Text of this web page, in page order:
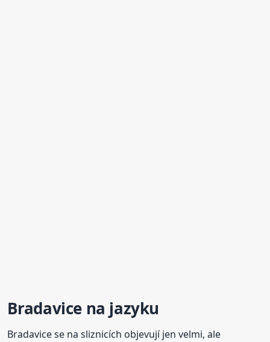
Bradavice na jazyku
Bradavice se na sliznicích objevují jen velmi, ale